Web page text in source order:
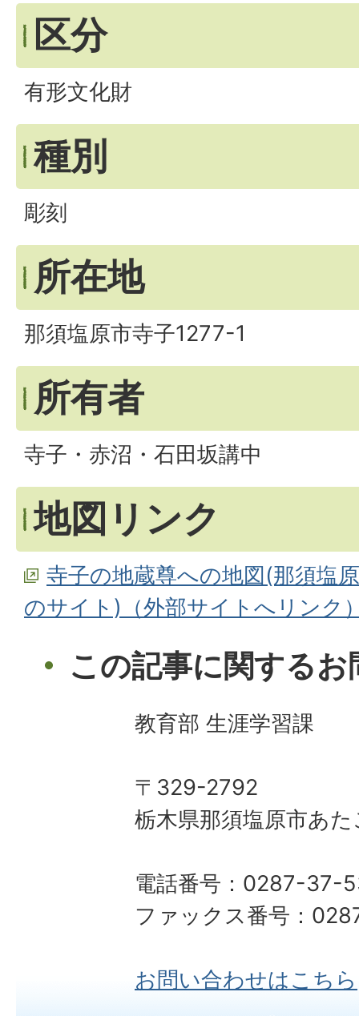
区分
有形文化財
種別
彫刻
所在地
那須塩原市寺子1277-1
所有者
寺子・赤沼・石田坂講中
地図リンク
寺子の地蔵尊への地図(那須塩
のサイト)（外部サイトへリンク
この記事に関する
教育部 生涯学習課
〒329-2792
栃木県那須塩原市あ
電話番号：0287-37-
ファックス番号：
お問い合わせはこちら